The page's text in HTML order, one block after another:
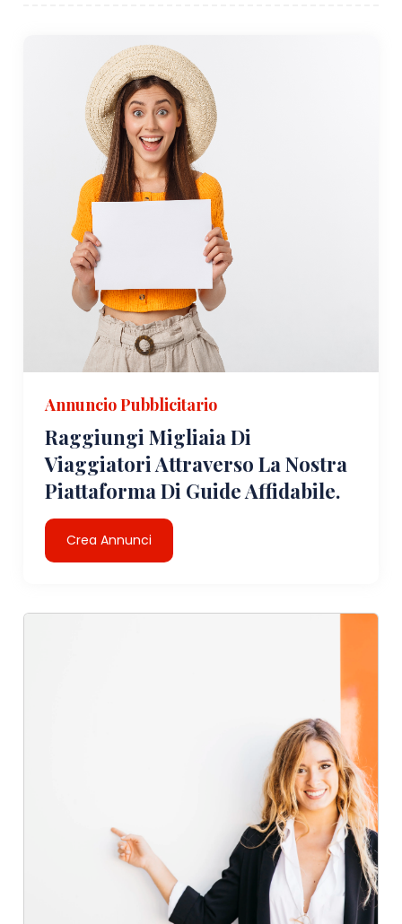
Annuncio Pubblicitario
Raggiungi Migliaia Di
Viaggiatori Attraverso La Nostra
Piattaforma Di Guide Affidabile.
Crea Annunci